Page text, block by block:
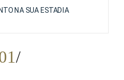
NA SUA ESTADIA